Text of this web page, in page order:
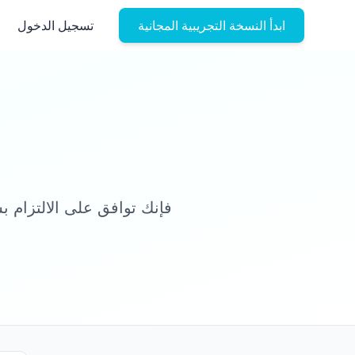
تسجيل الدخول ابدأ النسخة التجريبية المجانية